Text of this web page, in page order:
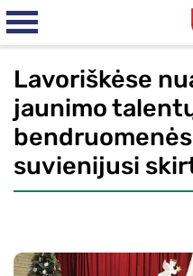
Lavoriškėse
jaunimo
suvienijusi